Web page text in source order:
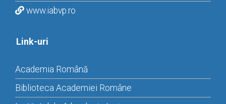
www.iabvp.ro
Link-uri
Academia Română
Biblioteca Academiei Române